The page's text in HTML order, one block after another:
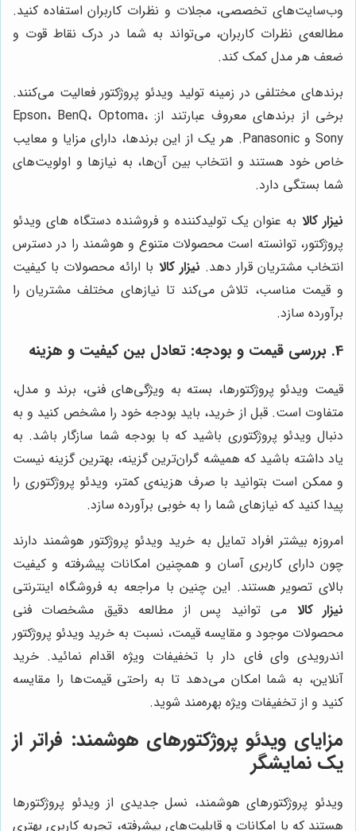
وب‌سایت‌های تخصصی، مجلات و نظرات کاربران استفاده کنید.
مطالعه‌ی نظرات کاربران، می‌تواند به شما در درک نقاط قوت و
ضعف هر مدل کمک کند.
برندهای مختلفی در زمینه تولید ویدئو پروژکتور فعالیت می‌کنند.
برخی از برندهای معروف عبارتند از: Epson، BenQ، Optoma،
Sony و Panasonic. هر یک از این برندها، دارای مزایا و معایب
خاص خود هستند و انتخاب بین آن‌ها، به نیازها و اولویت‌های
شما بستگی دارد.
نیزار کالا به عنوان یک تولیدکننده و فروشنده دستگاه های ویدئو
پروژکتور، توانسته است محصولات متنوع و هوشمند را در دسترس
انتخاب مشتریان قرار دهد. نیزار کالا با ارائه محصولات با کیفیت
و قیمت مناسب، تلاش می‌کند تا نیازهای مختلف مشتریان را
برآورده سازد.
4. بررسی قیمت و بودجه: تعادل بین کیفیت و هزینه
قیمت ویدئو پروژکتورها، بسته به ویژگی‌های فنی، برند و مدل،
متفاوت است. قبل از خرید، باید بودجه خود را مشخص کنید و به
دنبال ویدئو پروژکتوری باشید که با بودجه شما سازگار باشد. به
یاد داشته باشید که همیشه گران‌ترین گزینه، بهترین گزینه نیست
و ممکن است بتوانید با صرف هزینه‌ی کمتر، ویدئو پروژکتوری را
پیدا کنید که نیازهای شما را به خوبی برآورده سازد.
امروزه بیشتر افراد تمایل به خرید ویدئو پروژکتور هوشمند دارند
چون دارای کاربری آسان و همچنین امکانات پیشرفته و کیفیت
بالای تصویر هستند. این چنین با مراجعه به فروشگاه اینترنتی
نیزار کالا می توانید پس از مطالعه دقیق مشخصات فنی
محصولات موجود و مقایسه قیمت، نسبت به خرید ویدئو پروژکتور
اندرویدی وای فای دار با تخفیفات ویژه اقدام نمائید. خرید
آنلاین، به شما امکان می‌دهد تا به راحتی قیمت‌ها را مقایسه
کنید و از تخفیفات ویژه بهره‌مند شوید.
مزایای ویدئو پروژکتورهای هوشمند: فراتر از
یک نمایشگر
ویدئو پروژکتورهای هوشمند، نسل جدیدی از ویدئو پروژکتورها
هستند که با امکانات و قابلیت‌های پیشرفته، تجربه کاربری بهتری